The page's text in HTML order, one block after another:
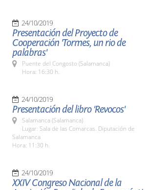
24/10/2019
Presentación del Proyecto de
Cooperación 'Tormes, un rio de
palabras'
Puente del Congosto (Salamanca)
Hora: 16:30 h.
24/10/2019
Presentación del libro 'Revocos'
Salamanca (Salamanca)
Lugar: Sala de las Comarcas. Diputación de
Salamanca
Hora: 11:30 h.
24/10/2019
XXIV Congreso Nacional de la